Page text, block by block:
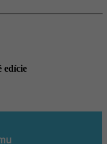
edície